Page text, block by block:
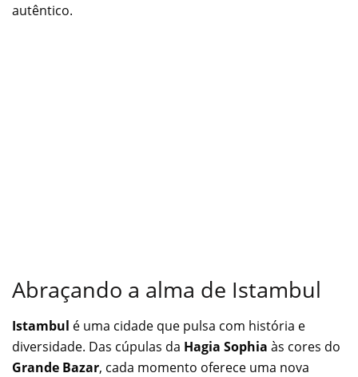
autêntico.
Abraçando a alma de Istambul
Istambul é uma cidade que pulsa com história e
diversidade. Das cúpulas da Hagia Sophia às cores do
Grande Bazar, cada momento oferece uma nova